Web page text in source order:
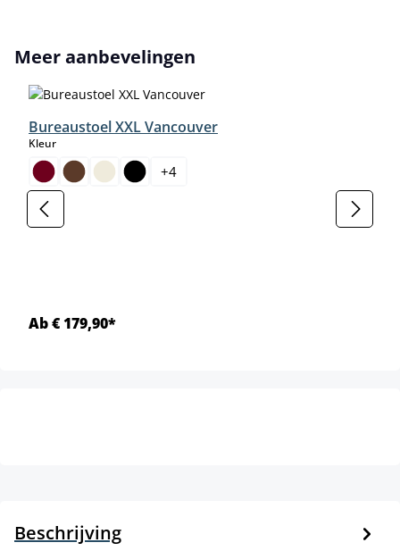
Productgalerij overslaan
Meer aanbevelingen
Bureaustoel XXL Vancouver
Kleurselect
+4
Ab € 179,90*
Beschrijving